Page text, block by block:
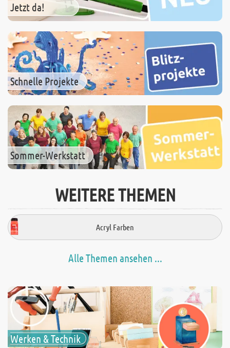
Jetzt da!
Schnelle Projekte
Sommer-Werkstatt
WEITERE THEMEN
Acryl Farben
Alle Themen ansehen ...
Werken & Technik